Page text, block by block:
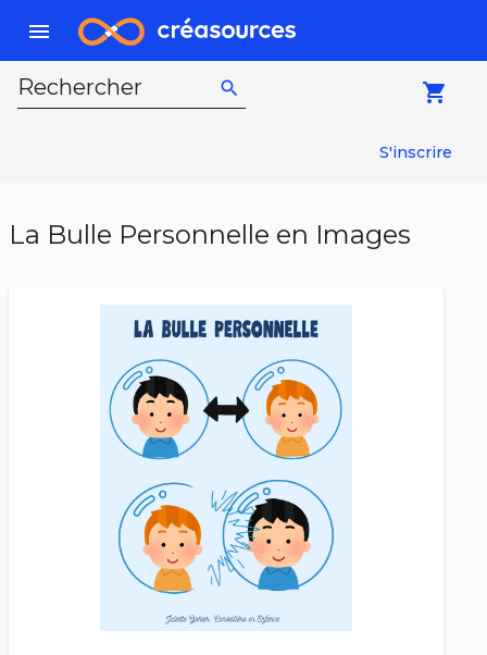
menu
Rechercher search local_grocery_store
S'inscrire
La Bulle Personnelle en Images